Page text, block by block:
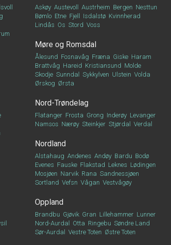
Askøy Austevoll Austrheim Bergen Nesttun
Bømlo Etne Fjell Isdalstø Kvinnherad
Lindås Os Stord Voss
Møre og Romsdal
Ålesund Fosnavåg Fræna Giske Haram
Brattvåg Hareid Kristiansund Molde
Skodje Sunndal Sykkylven Ulstein Volda
Ørskog Ørsta
Nord-Trøndelag
Flatanger Frosta Grong Inderøy Levanger
Namsos Nærøy Steinkjer Stjørdal Verdal
Nordland
Alstahaug Andenes Andøy Bardu Bodø
Evenes Fauske Flakstad Leknes Lødingen
Mosjøen Narvik Rana Sandnessjøen
Sortland Vefsn Vågan Vestvågøy
Oppland
Brandbu Gjøvik Gran Lillehammer Lunner
Nord-Aurdal
Otta Ringebu Søndre Land
Sør-Aurdal
Vestre Toten Østre Toten